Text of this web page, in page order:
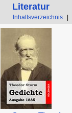
Literatur
Inhaltsverzeichnis